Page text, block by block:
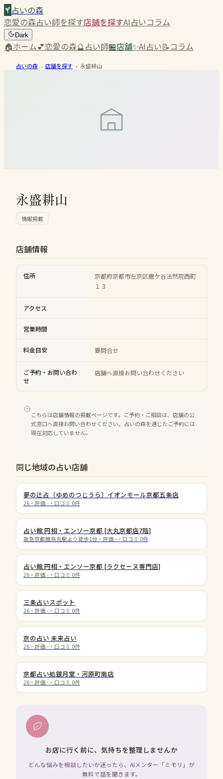
占いの森
恋愛の森占い師を探す店舗を探すAI占いコラム
Dark
🏠ホーム💕恋愛の森🔮占い師🏪店舗✨AI占い📝コラム
占いの森 › 店舗を探す › 永盛耕山
永盛耕山
情報掲載
店舗情報
住所
京都府京都市左京区鹿ケ谷法然院西町
１３
アクセス
営業時間
料金目安 要問合せ
ご予約・お問い合わ
せ
店舗へ直接お問い合わせください
こちらは店舗情報の掲載ページです。ご予約・ご相談は、店舗の公
式窓口へ直接お問い合わせください。占いの森を通じたご予約には
現在対応していません。
同じ地域の占い店舗
夢の辻占（ゆめのつじうら）イオンモール京都五条店
26 ・評価 - ・口コミ 0件
占い館 円相・エンソー京都 [大丸京都店7階]
阪急京都線烏丸駅より徒歩1分 ・評価 - ・口コミ 0件
占い館 円相・エンソー京都 [ラクセーヌ専門店]
26 ・評価 - ・口コミ 0件
三条占いスポット
26 ・評価 - ・口コミ 0件
京の占い 未来占い
26 ・評価 - ・口コミ 0件
京都占い処銀月堂・河原町南店
26 ・評価 - ・口コミ 0件
お店に行く前に、気持ちを整理しませんか
どんな悩みを相談したいか迷ったら、AIメンター「ミモリ」が
無料で話を聞きます。